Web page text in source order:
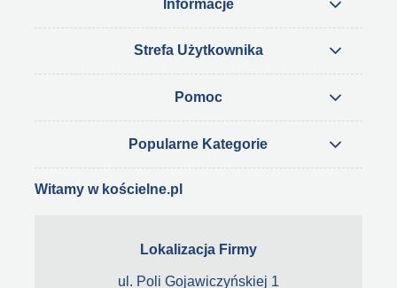
Informacje
Strefa Użytkownika
Pomoc
Popularne Kategorie
Witamy w kościelne.pl
Lokalizacja Firmy
ul. Poli Gojawiczyńskiej 1